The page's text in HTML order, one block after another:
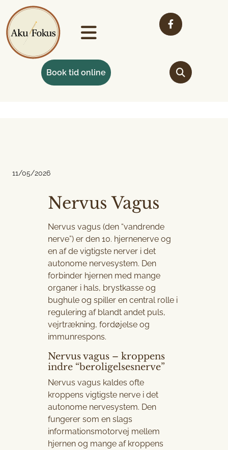
Book tid online
11/05/2026
Nervus Vagus
Nervus vagus (den “vandrende
nerve”) er den 10. hjernenerve og
en af de vigtigste nerver i det
autonome nervesystem. Den
forbinder hjernen med mange
organer i hals, brystkasse og
bughule og spiller en central rolle i
regulering af blandt andet puls,
vejrtrækning, fordøjelse og
immunrespons.
Nervus vagus – kroppens
indre “beroligelsesnerve”
Nervus vagus kaldes ofte
kroppens vigtigste nerve i det
autonome nervesystem. Den
fungerer som en slags
informationsmotorvej mellem
hjernen og mange af kroppens